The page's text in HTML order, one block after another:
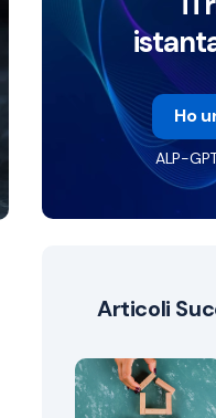
Ho
ALP-
Articoli